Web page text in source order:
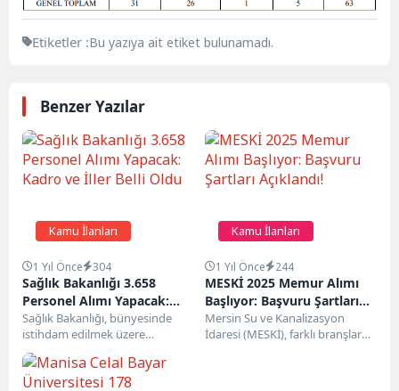
Etiketler :Bu yazıya ait etiket bulunamadı.
Benzer Yazılar
Kamu İlanları
1 Yıl Önce 304
Sağlık Bakanlığı 3.658
Personel Alımı Yapacak:
Kadro ve İller Belli Oldu
Sağlık Bakanlığı, bünyesinde
istihdam edilmek üzere
toplamda 3.658 kişilik personel
alımı gerçekleştireceğini
duyurdu. Başvurular, 5-9...
Kamu İlanları
1 Yıl Önce 244
MESKİ 2025 Memur Alımı
Başlıyor: Başvuru Şartları
Açıklandı!
Mersin Su ve Kanalizasyon
İdaresi (MESKİ), farklı branşlarda